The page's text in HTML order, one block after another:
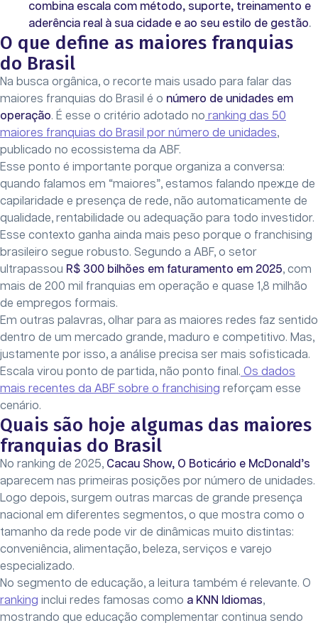
combina escala com método, suporte, treinamento e
aderência real à sua cidade e ao seu estilo de gestão.
O que define as maiores franquias
do Brasil
Na busca orgânica, o recorte mais usado para falar das
maiores franquias do Brasil é o número de unidades em
operação. É esse o critério adotado no ranking das 50
maiores franquias do Brasil por número de unidades,
publicado no ecossistema da ABF.
Esse ponto é importante porque organiza a conversa:
quando falamos em “maiores”, estamos falando прежде de
capilaridade e presença de rede, não automaticamente de
qualidade, rentabilidade ou adequação para todo investidor.
Esse contexto ganha ainda mais peso porque o franchising
brasileiro segue robusto. Segundo a ABF, o setor
ultrapassou R$ 300 bilhões em faturamento em 2025, com
mais de 200 mil franquias em operação e quase 1,8 milhão
de empregos formais.
Em outras palavras, olhar para as maiores redes faz sentido
dentro de um mercado grande, maduro e competitivo. Mas,
justamente por isso, a análise precisa ser mais sofisticada.
Escala virou ponto de partida, não ponto final. Os dados
mais recentes da ABF sobre o franchising reforçam esse
cenário.
Quais são hoje algumas das maiores
franquias do Brasil
No ranking de 2025, Cacau Show, O Boticário e McDonald’s
aparecem nas primeiras posições por número de unidades.
Logo depois, surgem outras marcas de grande presença
nacional em diferentes segmentos, o que mostra como o
tamanho da rede pode vir de dinâmicas muito distintas:
conveniência, alimentação, beleza, serviços e varejo
especializado.
No segmento de educação, a leitura também é relevante. O
ranking inclui redes famosas como a KNN Idiomas,
mostrando que educação complementar continua sendo